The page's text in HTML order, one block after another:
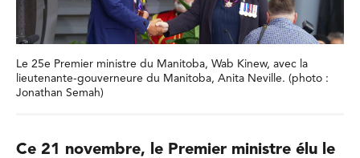
Le 25e Premier ministre du Manitoba, Wab Kinew, avec la
lieutenante-gouverneure du Manitoba, Anita Neville. (photo :
Jonathan Semah)
Ce 21 novembre, le Premier ministre élu le